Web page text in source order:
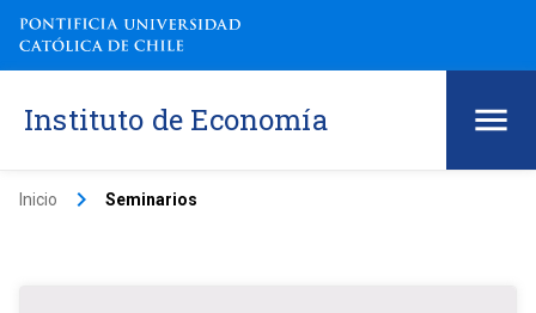
Instituto de Economía
Inicio keyboard_arrow_right Seminarios